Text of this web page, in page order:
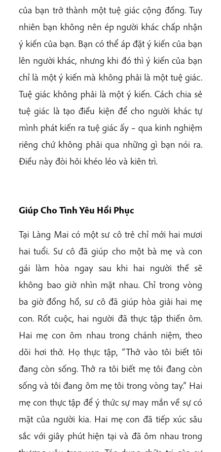
của bạn trở thành một tuệ giác cộng đồng. Tuy
nhiên bạn không nên ép người khác chấp nhận
ý kiến của bạn. Bạn có thể áp đặt ý kiến của bạn
lên người khác, nhưng khi đó thì ý kiến của bạn
chỉ là một ý kiến mà không phải là một tuệ giác.
Tuệ giác không phải là một ý kiến. Cách chia sẻ
tuệ giác là tạo điều kiện để cho người khác tự
mình phát kiến ra tuệ giác ấy – qua kinh nghiệm
riêng chứ không phải qua những gì bạn nói ra.
Điều này đòi hỏi khéo léo và kiên trì.
Giúp Cho Tình Yêu Hồi Phục
Tại Làng Mai có một sư cô trẻ chỉ mới hai mươi
hai tuổi. Sư cô đã giúp cho một bà mẹ và con
gái làm hòa ngay sau khi hai người thề sẽ
không bao giờ nhìn mặt nhau. Chỉ trong vòng
ba giờ đồng hồ, sư cô đã giúp hòa giải hai mẹ
con. Rốt cuộc, hai người đã thực tập thiền ôm.
Hai mẹ con ôm nhau trong chánh niệm, theo
dõi hơi thở. Họ thực tập, “Thở vào tôi biết tôi
đang còn sống. Thở ra tôi biết mẹ tôi đang còn
sống và tôi đang ôm mẹ tôi trong vòng tay.” Hai
mẹ con thực tập để ý thức sự may mắn về sự có
mặt của người kia. Hai mẹ con đã tiếp xúc sâu
sắc với giây phút hiện tại và đã ôm nhau trong